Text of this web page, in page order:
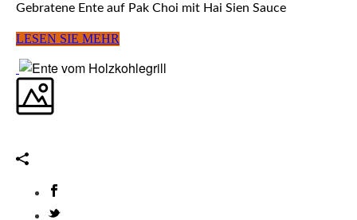
Gebratene Ente auf Pak Choi mit Hai Sien Sauce
LESEN SIE MEHR